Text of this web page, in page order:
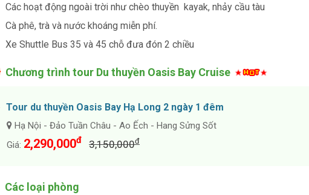
Các hoạt động ngoài trời như chèo thuyền kayak, nhảy cầu tàu
Cà phê, trà và nước khoáng miễn phí.
Xe Shuttle Bus 35 và 45 chỗ đưa đón 2 chiều
Chương trình tour Du thuyền Oasis Bay Cruise
Tour du thuyền Oasis Bay Hạ Long 2 ngày 1 đêm
Hạ Nội - Đảo Tuần Châu - Ao Ếch - Hang Sửng Sốt
Giá: 2,290,000đ 3,150,000đ
Các loại phòng